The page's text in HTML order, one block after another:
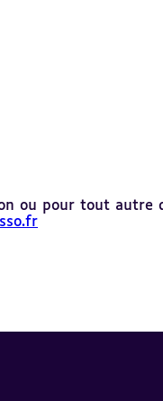
ou pour tout autre